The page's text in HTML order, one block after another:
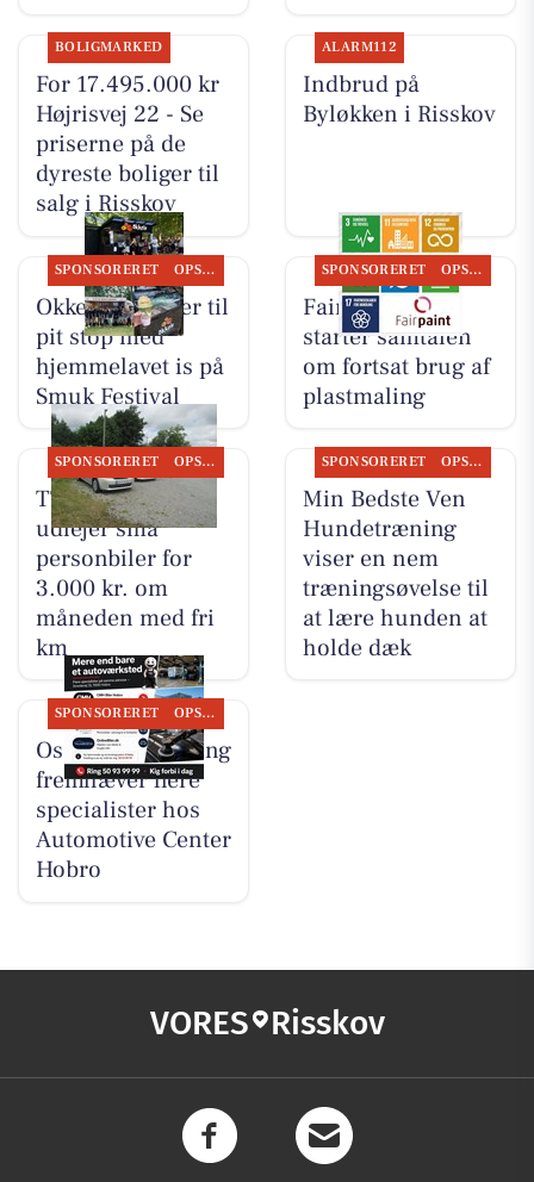
BOLIGMARKED
For 17.495.000 kr
Højrisvej 22 - Se
priserne på de
dyreste boliger til
salg i Risskov
ALARM112
Indbrud på
Byløkken i Risskov
SPONSORERET OPSLAGSTAVLEN
Okkels inviterer til
pit stop med
hjemmelavet is på
Smuk Festival
SPONSORERET OPSLAGSTAVLEN
Fairpaint ApS
starter samtalen
om fortsat brug af
plastmaling
SPONSORERET OPSLAGSTAVLEN
TT CARS ApS
udlejer små
personbiler for
3.000 kr. om
måneden med fri
km
SPONSORERET OPSLAGSTAVLEN
Min Bedste Ven
Hundetræning
viser en nem
træningsøvelse til
at lære hunden at
holde dæk
SPONSORERET OPSLAGSTAVLEN
Oscar Biludlejning
fremhæver flere
specialister hos
Automotive Center
Hobro
VORES Risskov